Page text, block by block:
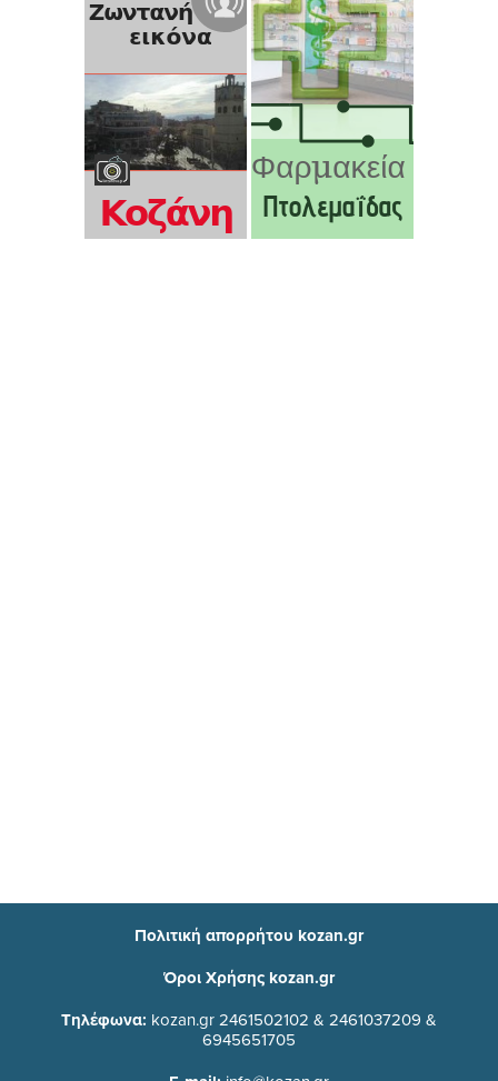
Πολιτική απορρήτου kozan.gr
Όροι Χρήσης kozan.gr
Τηλέφωνα: kozan.gr 2461502102 & 2461037209 &
6945651705